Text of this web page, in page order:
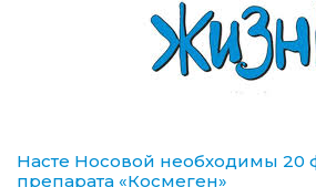
Насте Носовой необходимы 20
препарата «Космеген»